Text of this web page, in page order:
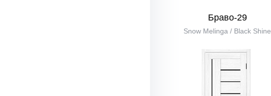
Браво-29
Snow Melinga / Black Shine